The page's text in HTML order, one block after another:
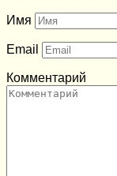
Имя
Email
Комментарий